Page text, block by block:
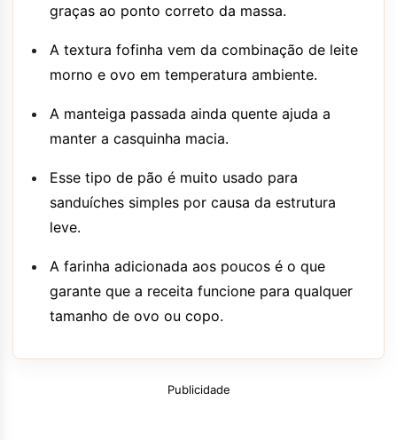
graças ao ponto correto da massa.
A textura fofinha vem da combinação de leite
morno e ovo em temperatura ambiente.
A manteiga passada ainda quente ajuda a
manter a casquinha macia.
Esse tipo de pão é muito usado para
sanduíches simples por causa da estrutura
leve.
A farinha adicionada aos poucos é o que
garante que a receita funcione para qualquer
tamanho de ovo ou copo.
Publicidade